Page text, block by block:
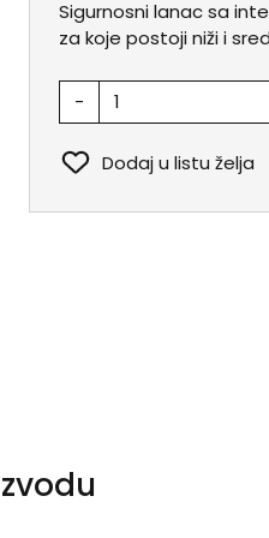
Sigurnosni lanac sa
za koje postoji niži i
-
Dodaj u listu želja